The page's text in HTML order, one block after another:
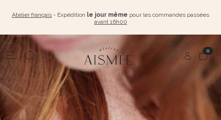
Atelier français - Expédition le jour même pour les commandes passées
avant 16h00
0